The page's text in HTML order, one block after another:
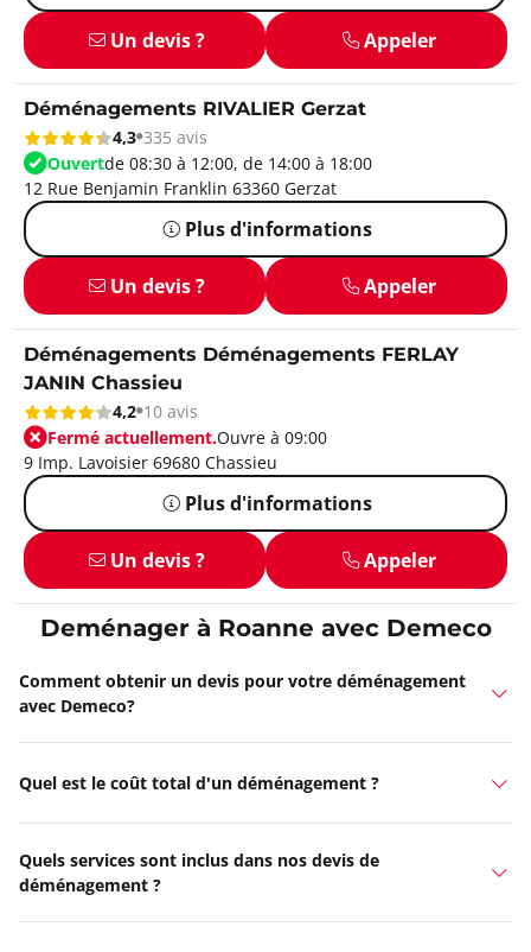
Un devis ? Appeler
Déménagements RIVALIER Gerzat
4,3 335 avis
Ouvertde 08:30 à 12:00, de 14:00 à 18:00
12 Rue Benjamin Franklin 63360 Gerzat
Plus d'informations
Un devis ? Appeler
Déménagements Déménagements FERLAY
JANIN Chassieu
4,2 10 avis
Fermé actuellement.Ouvre à 09:00
9 Imp. Lavoisier 69680 Chassieu
Plus d'informations
Un devis ? Appeler
Deménager à Roanne avec Demeco
Comment obtenir un devis pour votre déménagement
avec Demeco?
Quel est le coût total d'un déménagement ?
Quels services sont inclus dans nos devis de
déménagement ?